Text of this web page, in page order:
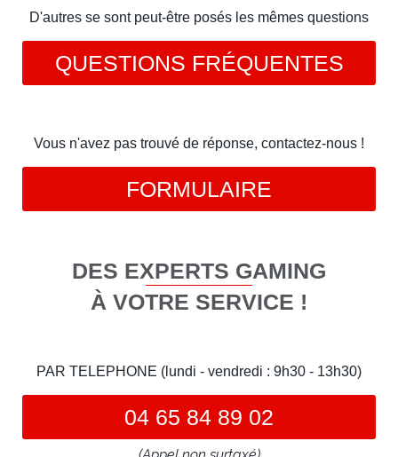
D'autres se sont peut-être posés les mêmes questions
QUESTIONS FRÉQUENTES
Vous n'avez pas trouvé de réponse, contactez-nous !
FORMULAIRE
DES EXPERTS GAMING
À VOTRE SERVICE !
PAR TELEPHONE (lundi - vendredi : 9h30 - 13h30)
04 65 84 89 02